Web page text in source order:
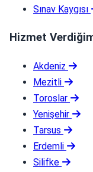
Sınav Kaygısı
Hizmet
Akdeniz
Mezitli
Toroslar
Yenişehir
Tarsus
Erdemli
Silifke